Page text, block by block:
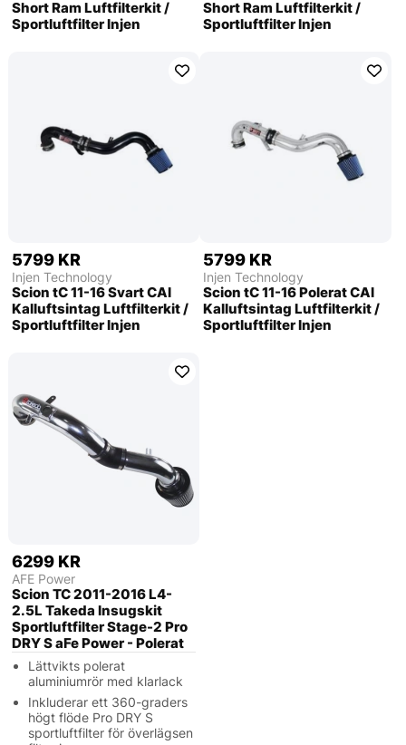
Short Ram Luftfilterkit /
Sportluftfilter Injen
Short Ram Luftfilterkit /
Sportluftfilter Injen
5799 KR
Injen Technology
Scion tC 11-16 Svart CAI
Kalluftsintag Luftfilterkit /
Sportluftfilter Injen
5799 KR
Injen Technology
Scion tC 11-16 Polerat CAI
Kalluftsintag Luftfilterkit /
Sportluftfilter Injen
6299 KR
AFE Power
Scion TC 2011-2016 L4-
2.5L Takeda Insugskit
Sportluftfilter Stage-2 Pro
DRY S aFe Power - Polerat
Lättvikts polerat
aluminiumrör med klarlack
Inkluderar ett 360-graders
högt flöde Pro DRY S
sportluftfilter för överlägsen